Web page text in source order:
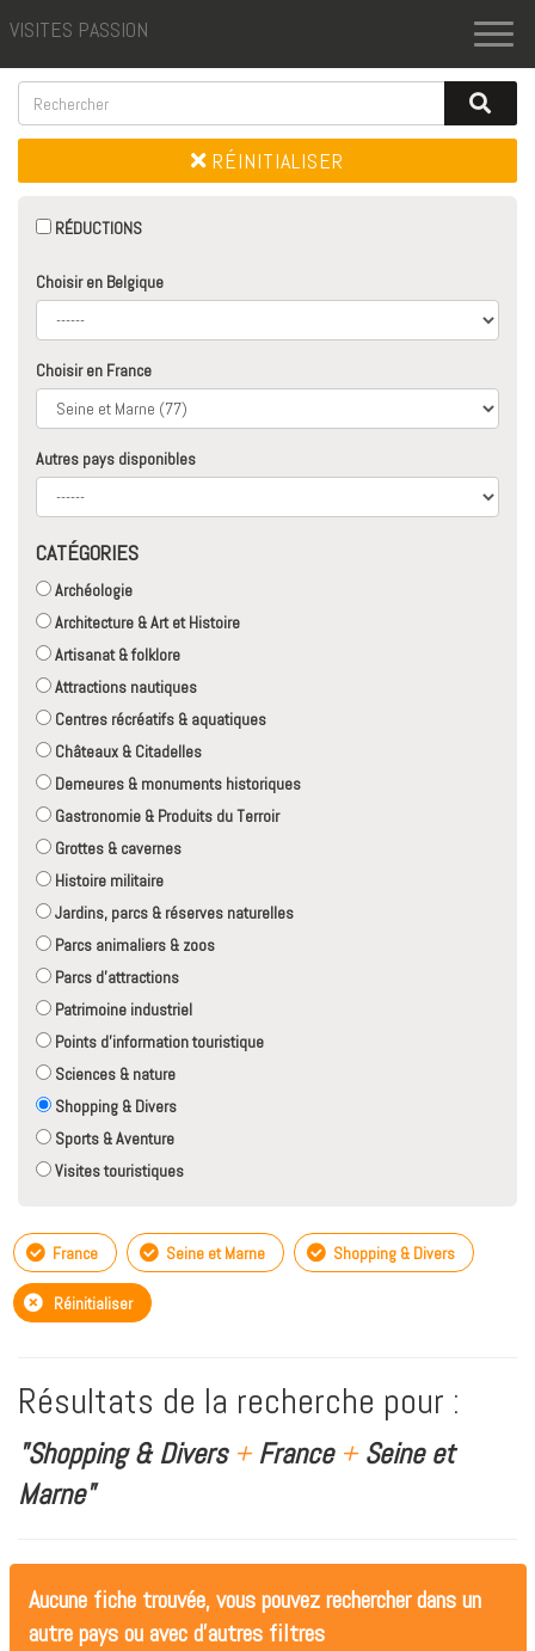
VISITES PASSION
RÉINITIALISER
RÉDUCTIONS
Choisir en Belgique
Choisir en France
Autres pays disponibles
CATÉGORIES
Archéologie
Architecture & Art et Histoire
Artisanat & folklore
Attractions nautiques
Centres récréatifs & aquatiques
Châteaux & Citadelles
Demeures & monuments historiques
Gastronomie & Produits du Terroir
Grottes & cavernes
Histoire militaire
Jardins, parcs & réserves naturelles
Parcs animaliers & zoos
Parcs d'attractions
Patrimoine industriel
Points d'information touristique
Sciences & nature
Shopping & Divers
Sports & Aventure
Visites touristiques
France Seine et Marne Shopping & Divers
Réinitialiser
Résultats de la recherche pour :
"Shopping & Divers +France +Seine et
Marne"
Aucune fiche trouvée, vous pouvez rechercher dans un
autre pays ou avec d'autres filtres